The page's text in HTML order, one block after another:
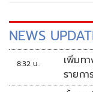
NEWS
8:32 น.
เพิ่มท
รายก